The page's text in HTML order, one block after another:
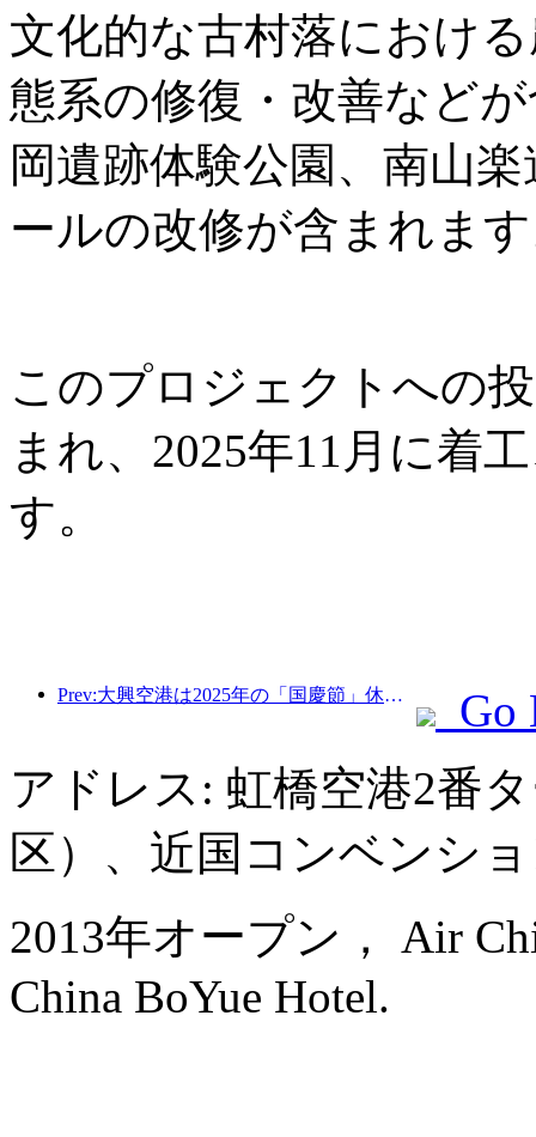
文化的な古村落におけ
態系の修復・改善など
岡遺跡体験公園、南山
ールの改修が含まれま
このプロジェクトへの
まれ、2025年11月に着
す。
Prev:大興空港は2025年の「国慶節」休暇中に130万人以上の乗客を輸送する予定だ。
Go
アドレス: 虹橋空港2番
区）、近国コンベンシ
2013年オープン， Air
China BoYue Hotel.